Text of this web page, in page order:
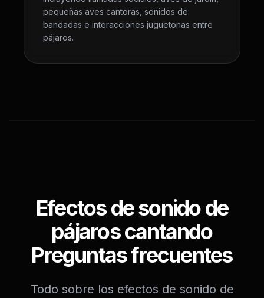
pequeñas aves cantoras, sonidos de
bandadas e interacciones juguetonas entre
pájaros.
Efectos de sonido de
pájaros cantando
Preguntas frecuentes
Todo sobre los efectos de sonido de